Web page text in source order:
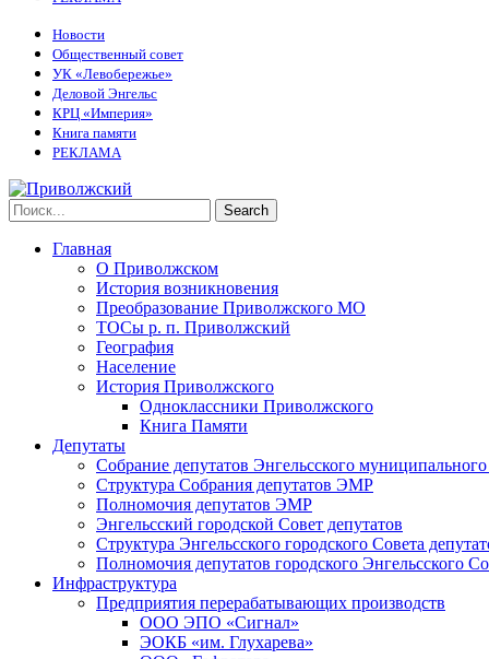
Новости
Общественный совет
УК «Левобережье»
Деловой Энгельс
КРЦ «Империя»
Книга памяти
РЕКЛАМА
Главная
О Приволжском
История возникновения
Преобразование Приволжского МО
ТОСы р. п. Приволжский
География
Население
История Приволжского
Одноклассники Приволжского
Книга Памяти
Депутаты
Собрание депутатов Энгельсского
Структура Собрания депутатов ЭМР
Полномочия депутатов ЭМР
Энгельсский городской Совет депутатов
Структура Энгельсского городского Совета
Полномочия депутатов городского Энгельсского
Инфраструктура
Предприятия перерабатывающих производств
ООО ЭПО «Сигнал»
ЭОКБ «им. Глухарева»